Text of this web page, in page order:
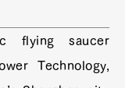
flying saucer
Technology,